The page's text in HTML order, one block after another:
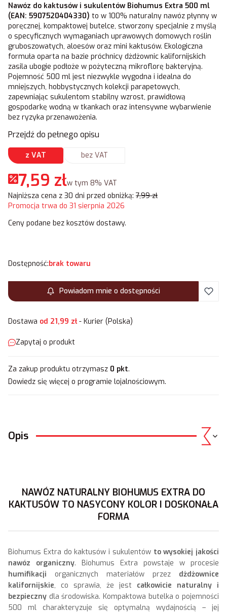
Nawóz do kaktusów i sukulentów Biohumus Extra 500 ml
(EAN: 5907520404330) to w 100% naturalny nawóz płynny w
poręcznej, kompaktowej butelce, stworzony specjalnie z myślą
o specyficznych wymaganiach uprawowych domowych roślin
gruboszowatych, aloesów oraz mini kaktusów. Ekologiczna
formuła oparta na bazie próchnicy dżdżownic kalifornijskich
zasila ubogie podłoże w pożyteczną mikroflorę bakteryjną.
Pojemność 500 ml jest niezwykle wygodna i idealna do
mniejszych, hobbystycznych kolekcji parapetowych,
zapewniając sukulentom stabilny wzrost, prawidłową
gospodarkę wodną w tkankach oraz intensywne wybarwienie
bez ryzyka przenawożenia.
Przejdź do pełnego opisu
z VAT bez VAT
7,59 złw tym 8% VAT
w tym 8% VAT
Najniższa cena z 30 dni przed obniżką: 7,99 zł
Promocja trwa do 31 sierpnia 2026
Ceny podane bez kosztów dostawy.
Dostępność:brak towaru
Powiadom mnie o dostępności
Dostawa od 21,99 zł- Kurier (Polska)
Zapytaj o produkt
Za zakup produktu otrzymasz 0 pkt.
Dowiedz się więcej o programie lojalnościowym.
Opis
NAWÓZ NATURALNY BIOHUMUS EXTRA DO
KAKTUSÓW TO NASYCONY KOLOR I DOSKONAŁA
FORMA
Biohumus Extra do kaktusów i sukulentów to wysokiej jakości
nawóz organiczny. Biohumus Extra powstaje w procesie
humifikacji organicznych materiałów przez dżdżownice
kalifornijskie, co sprawia, że jest całkowicie naturalny i
bezpieczny dla środowiska. Kompaktowa butelka o pojemności
500 ml charakteryzuje się optymalną wydajnością – jej